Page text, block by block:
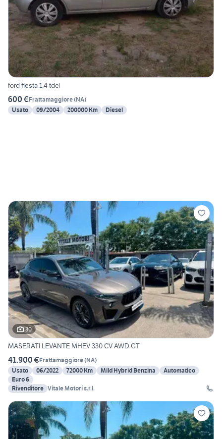
ford fiesta 1.4 tdci
600 €Frattamaggiore(NA)
Usato
09/2004 200000 Km Diesel
30
MASERATI LEVANTE MHEV 330 CV AWD GT
41.900 €Frattamaggiore(NA)
Usato
06/2022 72000 Km Mild Hybrid Benzina
Automatico
Euro 6
Rivenditore Vitale Motori s.r.l.